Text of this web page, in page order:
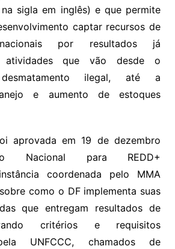
na sigla em inglês) e que permite
captar recursos de
por resultados já
atividades que vão desde o
ilegal, até a
e aumento de estoques
aprovada em 19 de dezembro
Nacional para REDD+
coordenada pelo MMA
como o DF implementa suas
que entregam resultados de
critérios e requisitos
UNFCCC, chamados de